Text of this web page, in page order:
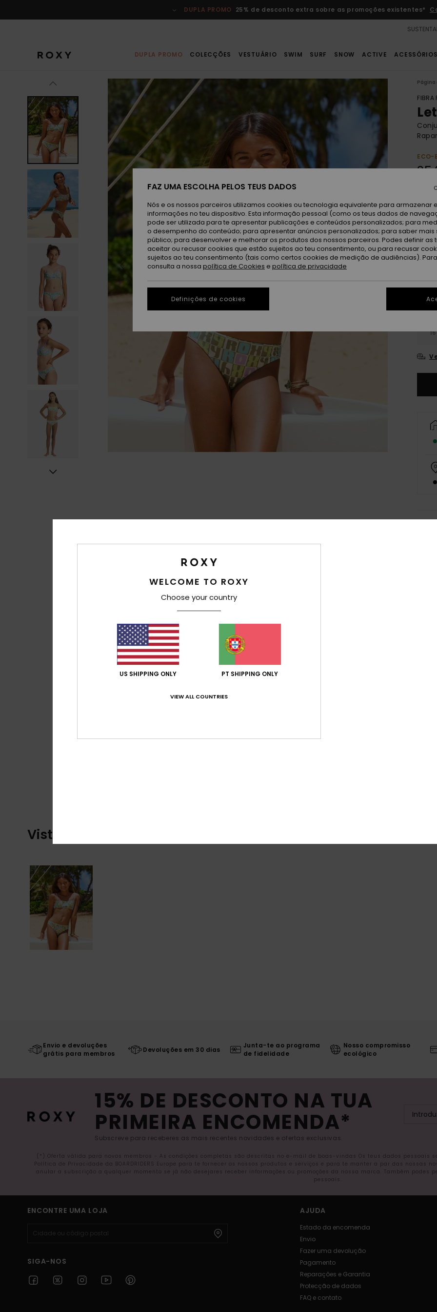
do
DUPLA PROMO 25% de desconto extra sobre as promoções existentes*
DUPLA PROMO COLECÇÕES VESTUÁRIO SWIM SURF SNOW ACTIVE ACESSÓRIOS
Página
FIBRA
ECO-
Cor
16
Vistos recentemente
Envio e devoluções
grátis para membros
Devoluções em 30 dias
Junta-te ao programa
de fidelidade
Nosso compromisso
ecológico
15% DE DESCONTO NA TUA
PRIMEIRA ENCOMENDA*
Subscreve para receberes as mais recentes novidades e ofertas exclusivas.
(*) Oferta válida para novos membros - As condições completas são descritas no e-mail de boas-vindas Os teus dados pessoais
Política de Privacidade da BOARDRIDERS Europe para te fornecer os nossos produtos e serviços e para te manter a par das nossas
anular a subscrição a qualquer momento se já não desejares receber informações ou promoções da nossa marca. Também
pessoais.
ENCONTRE UMA LOJA
SIGA-NOS
AJUDA
Estado da encomenda
Envio
Fazer uma devolução
Pagamento
Reparações e Garantia
Protecção de dados
FAQ e contato
WELCOME TO ROXY
Choose your country
US SHIPPING ONLY PT SHIPPING ONLY
VIEW ALL COUNTRIES
FAZ UMA ESCOLHA PELOS TEUS DADOS
Nós e os nossos parceiros utilizamos cookies ou tecnologia equivalente para armazenar
informações no teu dispositivo. Esta informação pessoal (como os teus dados de
pode ser utilizada para te apresentar publicações e conteúdos personalizados; para
o desempenho do conteúdo; para apresentar anúncios personalizados; para saber mais
público; para desenvolver e melhorar os produtos dos nossos parceiros. Podes definir as
aceitar ou recusar cookies que estão sujeitos ao teu consentimento, ou para recusar
sujeitos ao teu consentimento (tais como certos cookies de medição de audiências).
consulta a nossa política de Cookies e política de privacidade
Definições de cookies